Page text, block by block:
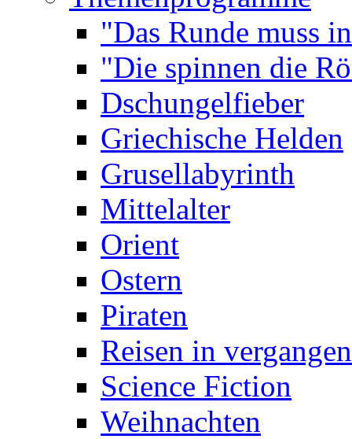
"Das Runde muss
"Die spinnen die
Dschungelfieber
Griechische Helden
Grusellabyrinth
Mittelalter
Orient
Ostern
Piraten
Reisen in
Science Fiction
Weihnachten